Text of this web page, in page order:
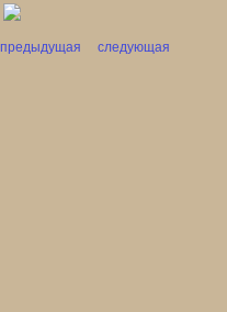
предыдущая следующая